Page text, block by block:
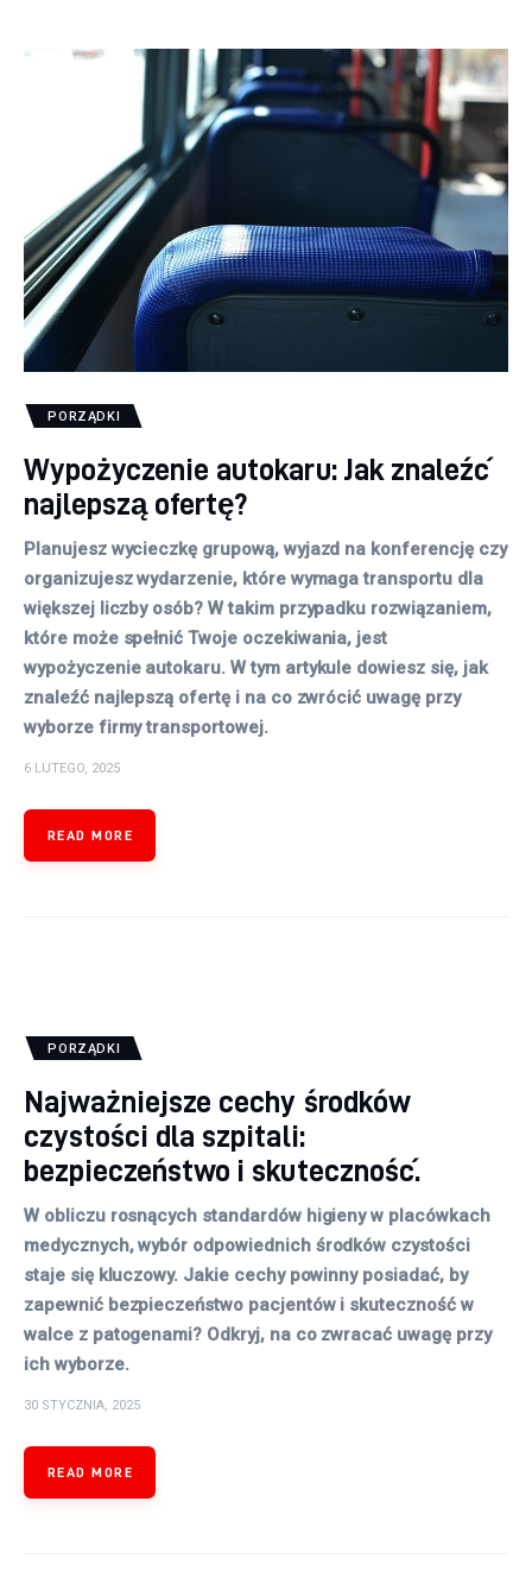
PORZĄDKI
Wypożyczenie autokaru: Jak znaleźć
najlepszą ofertę?
Planujesz wycieczkę grupową, wyjazd na konferencję czy
organizujesz wydarzenie, które wymaga transportu dla
większej liczby osób? W takim przypadku rozwiązaniem,
które może spełnić Twoje oczekiwania, jest
wypożyczenie autokaru. W tym artykule dowiesz się, jak
znaleźć najlepszą ofertę i na co zwrócić uwagę przy
wyborze firmy transportowej.
6 LUTEGO, 2025
READ MORE
PORZĄDKI
Najważniejsze cechy środków
czystości dla szpitali:
bezpieczeństwo i skuteczność.
W obliczu rosnących standardów higieny w placówkach
medycznych, wybór odpowiednich środków czystości
staje się kluczowy. Jakie cechy powinny posiadać, by
zapewnić bezpieczeństwo pacjentów i skuteczność w
walce z patogenami? Odkryj, na co zwracać uwagę przy
ich wyborze.
30 STYCZNIA, 2025
READ MORE